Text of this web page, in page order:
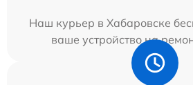
Наш курьер в Хабаровске
ваше устройство на